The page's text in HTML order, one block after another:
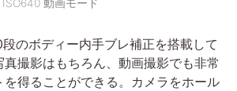
動画モード
のボディー内手ブレ補正を搭載して
撮影はもちろん、動画撮影でも非常
を得ることができる。カメラをホール